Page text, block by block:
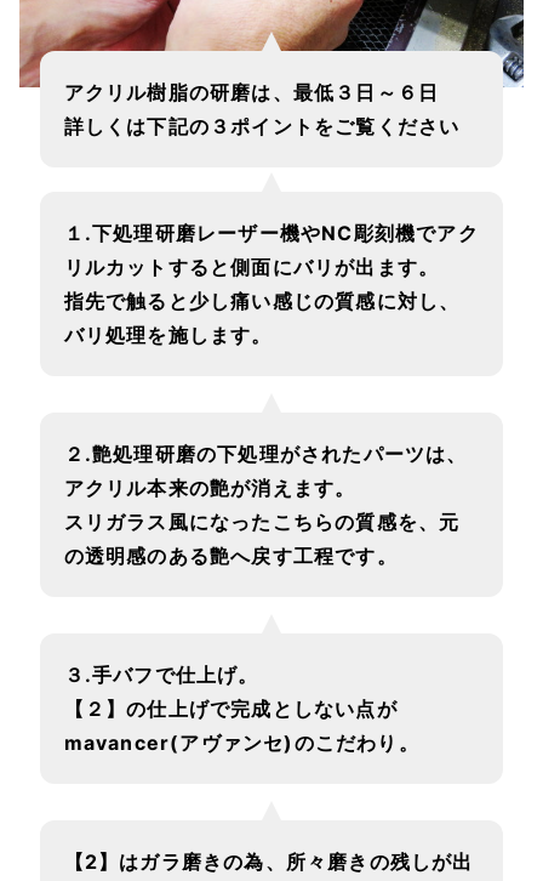
アクリル樹脂の研磨は、最低３日～６日
詳しくは下記の３ポイントをご覧ください
１.下処理研磨レーザー機やNC彫刻機でアク
リルカットすると側面にバリが出ます。
指先で触ると少し痛い感じの質感に対し、
バリ処理を施します。
２.艶処理研磨の下処理がされたパーツは、
アクリル本来の艶が消えます。
スリガラス風になったこちらの質感を、元
の透明感のある艶へ戻す工程です。
３.手バフで仕上げ。
【２】の仕上げで完成としない点が
mavancer(アヴァンセ)のこだわり。
【2】はガラ磨きの為、所々磨きの残しが出